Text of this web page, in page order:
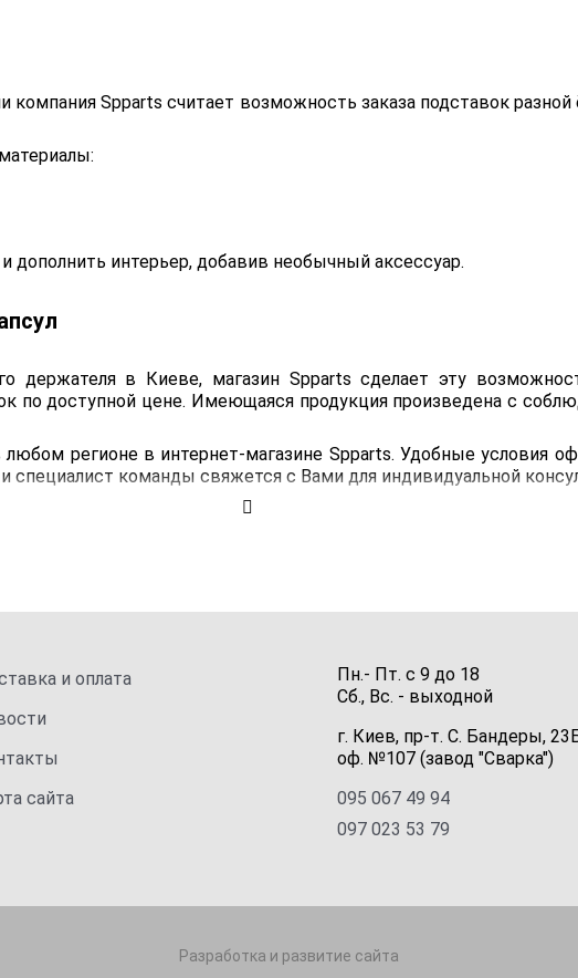
Spparts считает возможность заказа подставок
интерьер, добавив необычный аксессуар.
держателя в Киеве, магазин Spparts сделает эту
по доступной цене. Имеющаяся продукция произведена с
регионе в интернет-магазине Spparts. Удобные условия
специалист команды свяжется с Вами для индивидуальной
и оплата
сайта
Пн.- Пт.с 9до 18
Сб., Вс. - выходной
г. Киев, пр-т. С. Бандеры,
оф. №107 (завод "Сварка")
095 067 49 94
097 023 53 79
Разработка и развитие сайта